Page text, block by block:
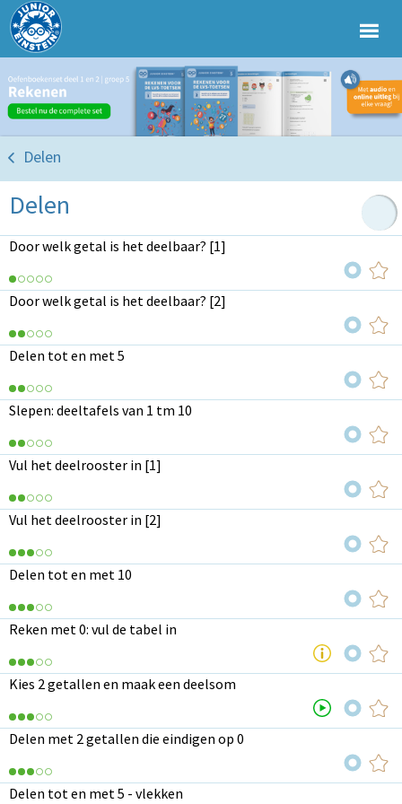
Delen
Delen
Door welk getal is het deelbaar? [1]
Door welk getal is het deelbaar? [2]
Delen tot en met 5
Slepen: deeltafels van 1 tm 10
Vul het deelrooster in [1]
Vul het deelrooster in [2]
Delen tot en met 10
Reken met 0: vul de tabel in
Kies 2 getallen en maak een deelsom
Delen met 2 getallen die eindigen op 0
Delen tot en met 5 - vlekken